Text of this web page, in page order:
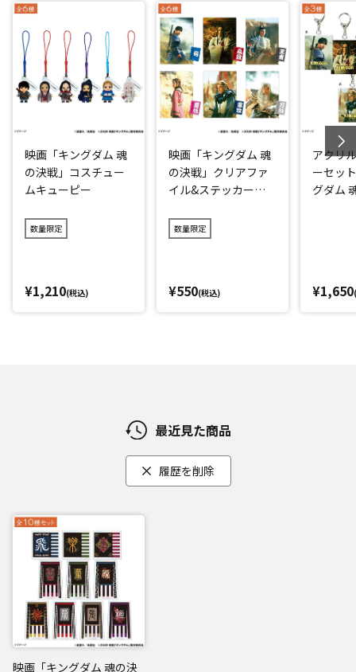
映画「キングダム 魂
の決戦」コスチュー
ムキューピー
数量限定
¥1,210(税込)
映画「キングダム 魂
の決戦」クリアファ
イル&ステッカーセ
数量限定
¥550(税込)
アクリ
ーセッ
グダム
¥1,650
最近見た商品
履歴を削除
映画「キングダム 魂の決